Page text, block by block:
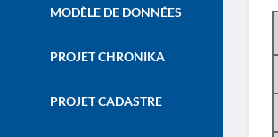
MODÈLE DE DONNÉES
PROJET CHRONIKA
PROJET CADASTRE